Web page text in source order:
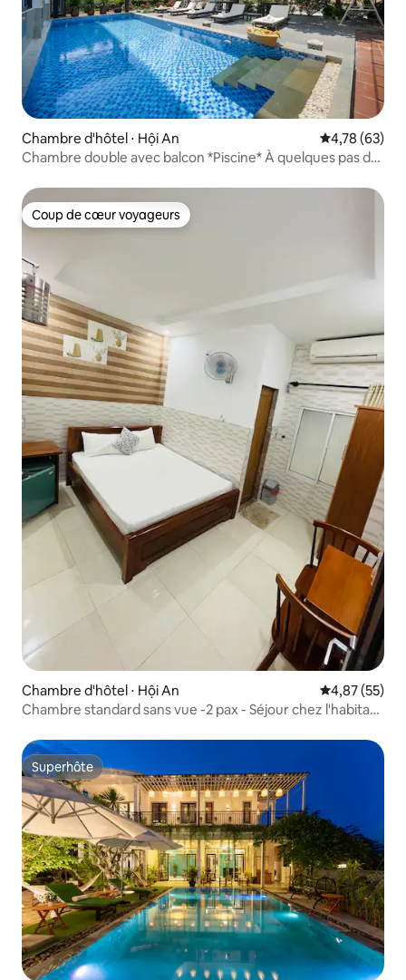
Chambre d'hôtel ⋅ Hội An Évaluation
4,78 (63)
Chambre double avec balcon *Piscine* À quelques pas de
Coup de cœur voyageurs
Coup de cœur voyageurs
Chambre d'hôtel ⋅ Hội An Évaluation
4,87 (55)
Chambre standard sans vue -2 pax - Séjour chez l'habitant
Superhôte
Superhôte